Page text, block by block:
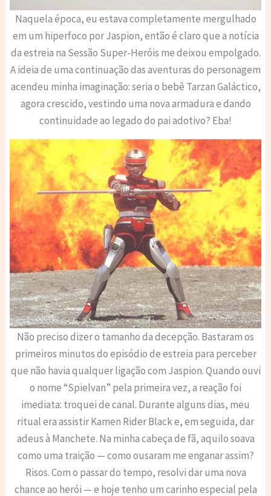
Naquela época, eu estava completamente mergulhado
em um hiperfoco por Jaspion, então é claro que a notícia
da estreia na Sessão Super-Heróis me deixou empolgado.
A ideia de uma continuação das aventuras do personagem
acendeu minha imaginação: seria o bebê Tarzan Galáctico,
agora crescido, vestindo uma nova armadura e dando
continuidade ao legado do pai adotivo? Eba!
Não preciso dizer o tamanho da decepção. Bastaram os
primeiros minutos do episódio de estreia para perceber
que não havia qualquer ligação com Jaspion. Quando ouvi
o nome “Spielvan” pela primeira vez, a reação foi
imediata: troquei de canal. Durante alguns dias, meu
ritual era assistir Kamen Rider Black e, em seguida, dar
adeus à Manchete. Na minha cabeça de fã, aquilo soava
como uma traição — como ousaram me enganar assim?
Risos. Com o passar do tempo, resolvi dar uma nova
chance ao herói — e hoje tenho um carinho especial pela